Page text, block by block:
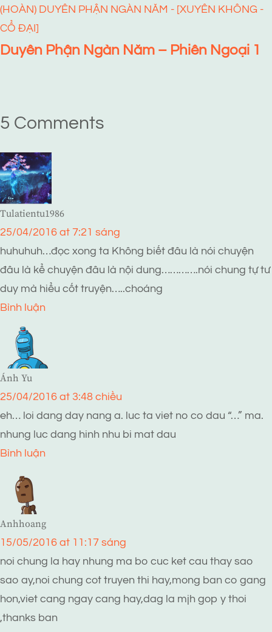
(HOÀN) DUYÊN PHẬN NGÀN NĂM - [XUYÊN KHÔNG -
CỔ ĐẠI]
Duyên Phận Ngàn Năm – Phiên Ngoại 1
5 Comments
Tulatientu1986
25/04/2016 at 7:21 sáng
huhuhuh…đọc xong ta Không biết đâu là nói chuyện
đâu là kể chuyện đâu là nội dung………….nói chung tự tư
duy mà hiểu cốt truyện…..choáng
Bình luận
Ánh Yu
25/04/2016 at 3:48 chiều
eh… loi dang day nang a. luc ta viet no co dau “…” ma.
nhung luc dang hinh nhu bi mat dau
Bình luận
Anhhoang
15/05/2016 at 11:17 sáng
noi chung la hay nhung ma bo cuc ket cau thay sao
sao ay,noi chung cot truyen thi hay,mong ban co gang
hon,viet cang ngay cang hay,dag la mjh gop y thoi
,thanks ban